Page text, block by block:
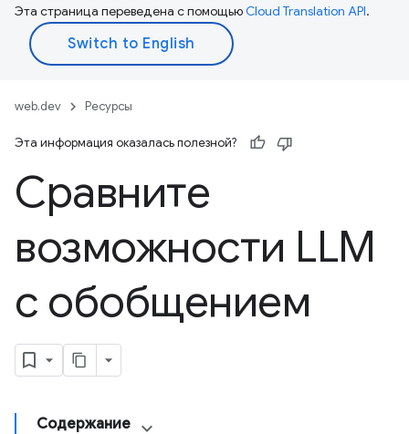
Эта страница переведена с помощьюCloud Translation API.
web.dev Ресурсы
Эта информация оказалась полезной?
Сравните
возможности LLM
с обобщением
Содержание